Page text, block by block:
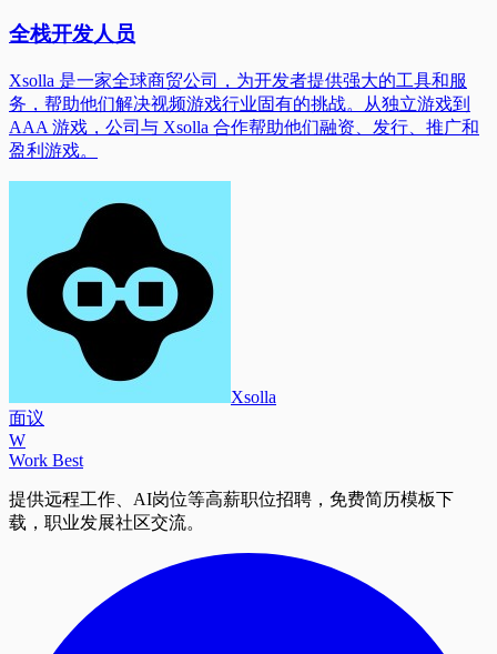
全栈开发人员
Xsolla 是一家全球商贸公司，为开发者提供强大的工具和服
务，帮助他们解决视频游戏行业固有的挑战。从独立游戏到
AAA 游戏，公司与 Xsolla 合作帮助他们融资、发行、推广和
盈利游戏。
Xsolla
面议
W
Work Best
提供远程工作、AI岗位等高薪职位招聘，免费简历模板下
载，职业发展社区交流。